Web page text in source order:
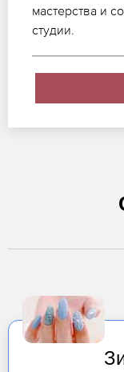
мастерства и
студии.